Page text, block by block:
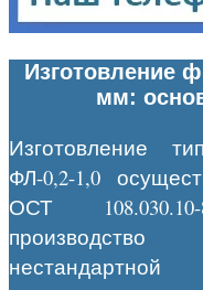
Изготовление
мм:
Изготовление
ФЛ-0,2-1,0
ОСТ